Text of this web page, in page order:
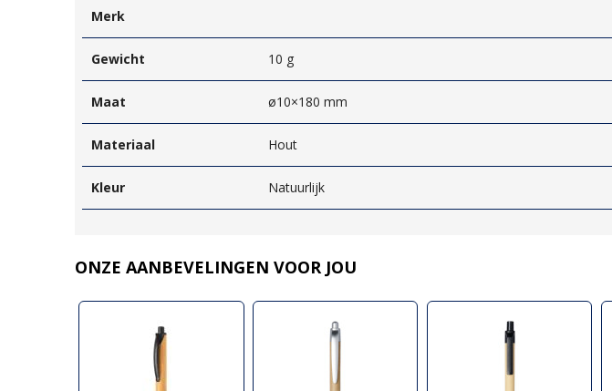
Merk
Gewicht 10 g
Maat ø10×180 mm
Materiaal Hout
Kleur Natuurlijk
ONZE AANBEVELINGEN VOOR JOU